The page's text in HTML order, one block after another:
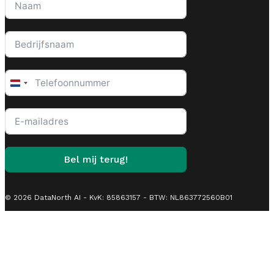
Netherlands
Bel mij terug!
© 2026 DataNorth AI - KvK: 85863157 - BTW: NL863772560B01